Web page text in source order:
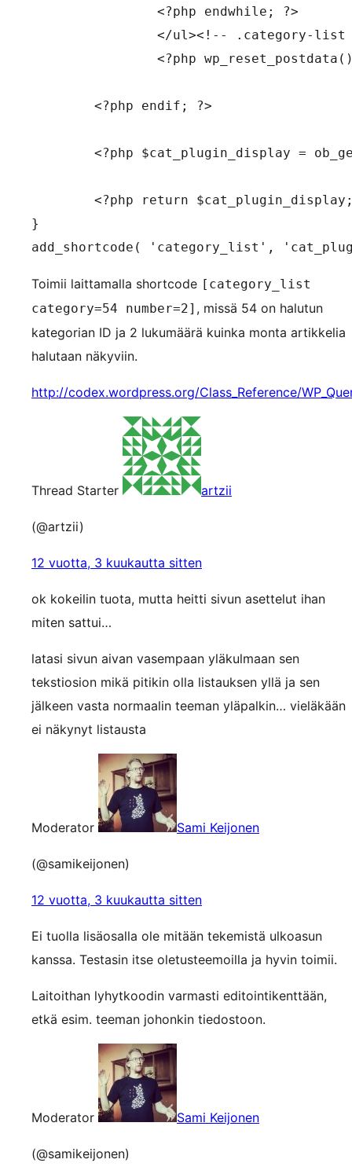
}
add_shortcode( 'category_list',
Toimii laittamalla shortcode [category_list
category=54 number=2] , missä 54 on halutun
kategorian ID ja 2 lukumäärä kuinka monta artikkelia
halutaan näkyviin.
http://codex.wordpress.org/Class_Reference/
Thread Starter artzii
(@artzii)
12 vuotta, 3 kuukautta sitten
ok kokeilin tuota, mutta heitti sivun asettelut ihan
miten sattui…
latasi sivun aivan vasempaan yläkulmaan sen
tekstiosion mikä pitikin olla listauksen yllä ja sen
jälkeen vasta normaalin teeman yläpalkin… vieläkään
ei näkynyt listausta
Moderator Sami Keijonen
(@samikeijonen)
12 vuotta, 3 kuukautta sitten
Ei tuolla lisäosalla ole mitään tekemistä ulkoasun
kanssa. Testasin itse oletusteemoilla ja hyvin toimii.
Laitoithan lyhytkoodin varmasti editointikenttään,
etkä esim. teeman johonkin tiedostoon.
Moderator Sami Keijonen
(@samikeijonen)